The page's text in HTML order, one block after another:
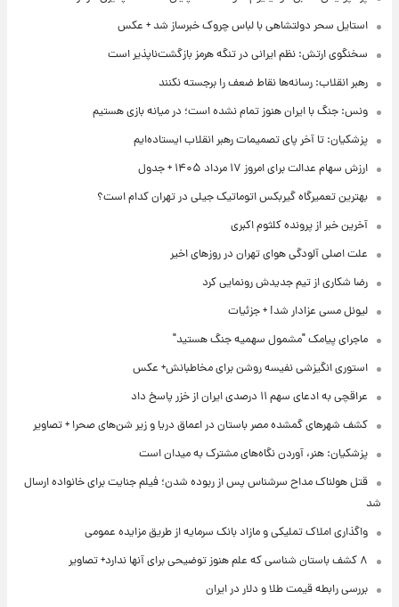
استایل سحر دولتشاهی با لباس چروک خبرساز شد + عکس
سخنگوی ارتش: نظم ایرانی در تنگه هرمز بازگشت‌ناپذیر است
رهبر انقلاب: رسانه‌ها نقاط ضعف را برجسته نکنند
ونس: جنگ با ایران هنوز تمام نشده است؛ در میانه بازی هستیم
پزشکیان: تا آخر پای تصمیمات رهبر انقلاب ایستاده‌ایم
ارزش سهام عدالت برای امروز ۱۷ مرداد ۱۴۰۵ + جدول
بهترین تعمیرگاه گیربکس اتوماتیک جیلی در تهران کدام است؟
آخرین خبر از پرونده کلثوم اکبری
علت اصلی آلودگی هوای تهران در روزهای اخیر
رضا شکاری از تیم جدیدش رونمایی کرد
لیونل مسی عزادار شد! + جزئیات
ماجرای پیامک "مشمول سهمیه جنگ هستید"
استوری انگیزشی نفیسه روشن برای مخاطبانش+ عکس
عراقچی به ادعای سهم ۱۱ درصدی ایران از خزر پاسخ داد
کشف شهرهای گمشده مصر باستان در اعماق دریا و زیر شن‌های صحرا + تصاویر
پزشکیان: هنر، آوردن نگاه‌های مشترک به میدان است
قتل هولناک مداح سرشناس پس از ربوده شدن؛ فیلم جنایت برای خانواده ارسال
شد
واگذاری املاک تملیکی و مازاد بانک سرمایه از طریق مزایده عمومی
۸ کشف باستان شناسی که علم هنوز توضیحی برای آنها ندارد+ تصاویر
بررسی رابطه قیمت طلا و دلار در ایران